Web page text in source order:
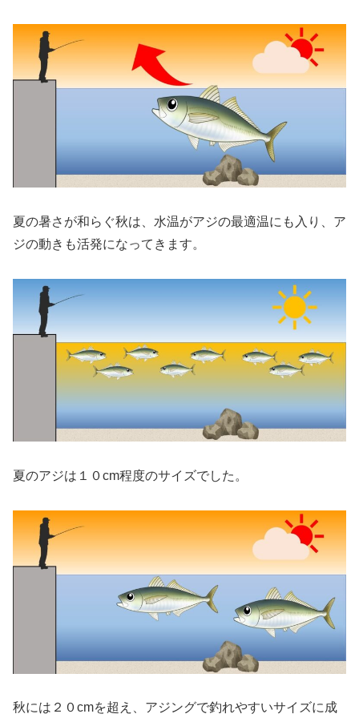
夏の暑さが和らぐ秋は、水温がアジの最適温にも入り、ア
ジの動きも活発になってきます。
夏のアジは１０cm程度のサイズでした。
秋には２０cmを超え、アジングで釣れやすいサイズに成